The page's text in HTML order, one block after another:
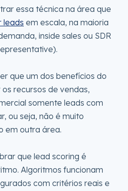
essa técnica na área que
leads em escala, na maioria
inside sales ou SDR
que um dos benefícios do
recursos de vendas,
somente leads com
ou seja, não é muito
em outra área.
que lead scoring é
Algoritmos funcionam
com critérios reais e